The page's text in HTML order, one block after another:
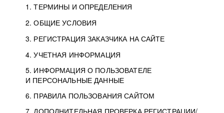
1. ТЕРМИНЫ И ОПРЕДЕЛЕНИЯ
2. ОБЩИЕ УСЛОВИЯ
3. РЕГИСТРАЦИЯ ЗАКАЗЧИКА НА САЙТЕ
4. УЧЕТНАЯ ИНФОРМАЦИЯ
5. ИНФОРМАЦИЯ О ПОЛЬЗОВАТЕЛЕ
И ПЕРСОНАЛЬНЫЕ ДАННЫЕ
6. ПРАВИЛА ПОЛЬЗОВАНИЯ САЙТОМ
7. ДОПОЛНИТЕЛЬНАЯ ПРОВЕРКА РЕГИСТРАЦИИ/